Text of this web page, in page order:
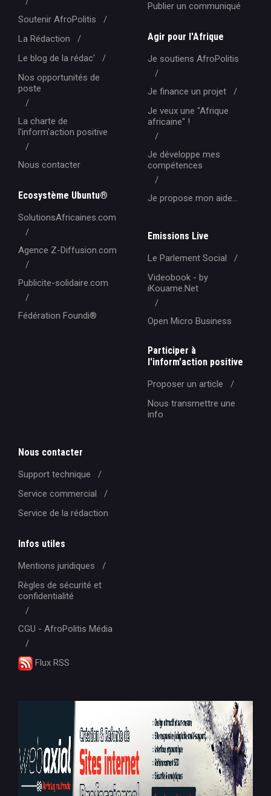
Soutenir AfroPolitis
La Rédaction
Le blog de la rédac'
Nos opportunités de
poste
La charte de
l'inform'action positive
Nous contacter
Ecosystème Ubuntu®
SolutionsAfricaines.com
Agence Z-Diffusion.com
Publicite-solidaire.com
Fédération Foundi®️
Publier un communiqué
Agir pour l'Afrique
Je soutiens AfroPolitis
Je finance un projet
Je veux une "Afrique
africaine" !
Je développe mes
compétences
Je propose mon aide...
Emissions Live
Le Parlement Social
Videobook - by
iKouame.Net
Open Micro Business
Participer à
l'inform'action positive
Proposer un article
Nous transmettre une
info
Nous contacter
Support technique
Service commercial
Service de la rédaction
Infos utiles
Mentions juridiques
Règles de sécurité et
confidentialité
CGU - AfroPolitis Média
Flux RSS